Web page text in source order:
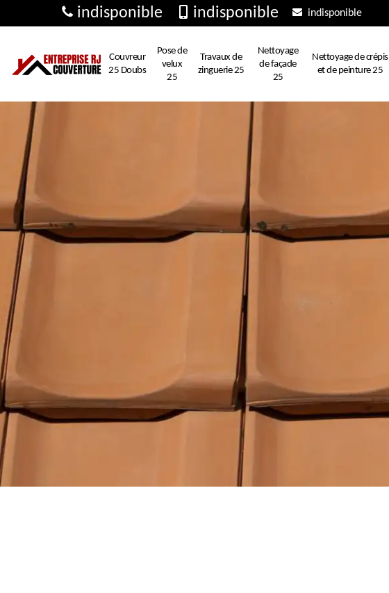
indisponible indisponible indisponible
Couvreur
25 Doubs
Pose de
velux
25
Travaux de
zinguerie 25
Nettoyage
de façade
25
Nettoyage de crépis
et de peinture 25